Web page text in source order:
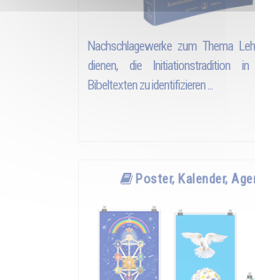
Nachschlagewerke zum Thema
dienen, die Initiationstradition in
Bibeltexten zu identifizieren ...
Poster, Kalender,